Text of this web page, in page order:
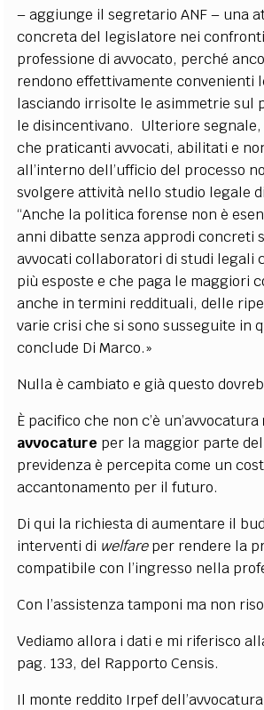
– aggiunge il segretario ANF – una
concreta del legislatore nei
professione di avvocato, perché
rendono effettivamente convenienti
lasciando irrisolte le asimmetrie sul
le disincentivano. Ulteriore
che praticanti avvocati, abilitati e
all’interno dell’ufficio del processo
svolgere attività nello studio legale
“Anche la politica forense non è
anni dibatte senza approdi concreti
avvocati collaboratori di studi legali
più esposte e che paga le maggiori
anche in termini reddituali, delle
varie crisi che si sono susseguite in
conclude Di Marco.»
Nulla è cambiato e già questo
È pacifico che non c’è un’avvocatura
avvocature per la maggior parte
previdenza è percepita come un
accantonamento per il futuro.
Di qui la richiesta di aumentare il
interventi di welfareper rendere la
compatibile con l’ingresso nella
Con l’assistenza tamponi ma non
Vediamo allora i dati e mi riferisco
pag. 133, del Rapporto Censis.
Il monte reddito Irpef